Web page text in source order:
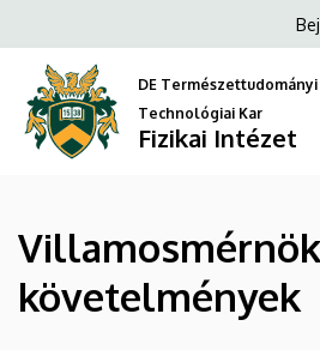
Villamosmérnök
BSc
követelmények
Fizikai
Intézet
a
tartalomra
DE Természettudományi
Technológiai Kar
Fizikai Intézet
Villamosmérnök
követelmények